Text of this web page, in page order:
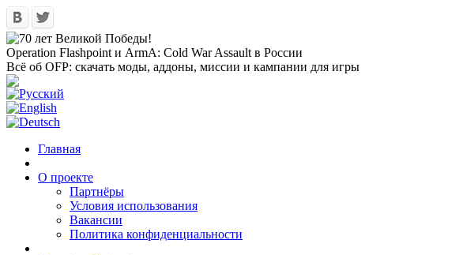
Operation Flashpoint и ArmA: Cold War Assault в России
Всё об OFP: скачать моды, аддоны, миссии и кампании для игры
Главная
О проекте
Партнёры
Условия использования
Вакансии
Политика конфиденциальности